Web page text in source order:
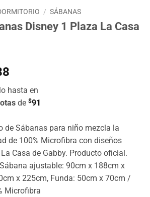
/ SÁBANAS
Disney 1 Plaza La Casa
actual
es:
hasta en
de $91
de Sábanas para niño mezcla la
de 100% Microfibra con diseños
Casa de Gabby. Producto oficial.
ajustable: 90cm x 188cm x
x 225cm, Funda: 50cm x 70cm /
Microfibra